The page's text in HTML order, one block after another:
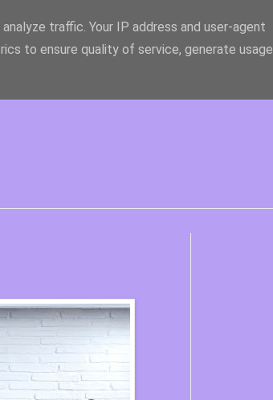
traffic. Your IP address and user-agent
to ensure quality of service, generate usage